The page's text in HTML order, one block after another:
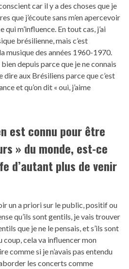
car il y a des choses que je
que j’écoute sans m’en apercevoir
qui m’influence. En tout cas, j’ai
brésilienne, mais c’est
musique des années 1960-1970.
bien depuis parce que je ne connais
dire aux Brésiliens parce que c’est
et qu’on dit « oui, j’aime
est connu pour être
» du monde, est-ce
d’autant plus de venir
un a priori sur le public, positif ou
qu’ils sont gentils, je vais trouver
que je ne le pensais, et s’ils sont
coup, cela va influencer mon
comme si je n’avais pas entendu
les concerts comme